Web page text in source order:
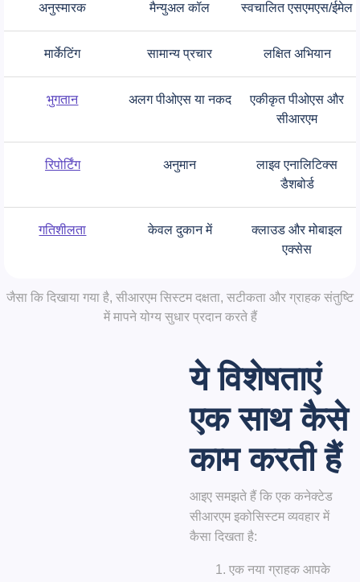
अनुस्मारक मैन्युअल कॉल स्वचालित एसएमएस/ईमेल
मार्केटिंग सामान्य प्रचार लक्षित अभियान
भुगतान अलग पीओएस या नकद
एकीकृत पीओएस और
सीआरएम
रिपोर्टिंग अनुमान
लाइव एनालिटिक्स
डैशबोर्ड
गतिशीलता केवल दुकान में
क्लाउड और मोबाइल
एक्सेस
जैसा कि दिखाया गया है, सीआरएम सिस्टम दक्षता, सटीकता और ग्राहक संतुष्टि
में मापने योग्य सुधार प्रदान करते हैं
ये विशेषताएं
एक साथ कैसे
काम करती हैं
आइए समझते हैं कि एक कनेक्टेड
सीआरएम इकोसिस्टम व्यवहार में
कैसा दिखता है:
एक नया ग्राहक आपके